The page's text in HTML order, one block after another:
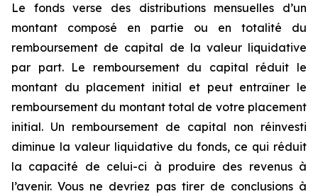
Le fonds verse des distributions mensuelles d’un
montant composé en partie ou en totalité du
remboursement de capital de la valeur liquidative
par part. Le remboursement du capital réduit le
montant du placement initial et peut entraîner le
remboursement du montant total de votre placement
initial. Un remboursement de capital non réinvesti
diminue la valeur liquidative du fonds, ce qui réduit
la capacité de celui-ci à produire des revenus à
l’avenir. Vous ne devriez pas tirer de conclusions à